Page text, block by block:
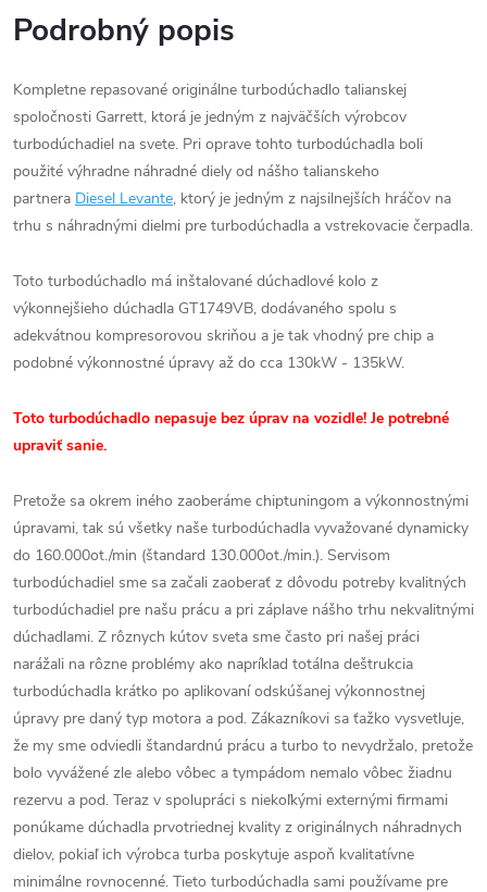
Podrobný popis
Kompletne repasované originálne turbodúchadlo talianskej
spoločnosti Garrett, ktorá je jedným z najväčších výrobcov
turbodúchadiel na svete. Pri oprave tohto turbodúchadla boli
použité výhradne náhradné diely od nášho talianskeho
partnera Diesel Levante, ktorý je jedným z najsilnejších hráčov na
trhu s náhradnými dielmi pre turbodúchadla a vstrekovacie čerpadla.
Toto turbodúchadlo má inštalované dúchadlové kolo z
výkonnejšieho dúchadla GT1749VB, dodávaného spolu s
adekvátnou kompresorovou skriňou a je tak vhodný pre chip a
podobné výkonnostné úpravy až do cca 130kW - 135kW.
Toto turbodúchadlo nepasuje bez úprav na vozidle! Je potrebné
upraviť sanie.
Pretože sa okrem iného zaoberáme chiptuningom a výkonnostnými
úpravami, tak sú všetky naše turbodúchadla vyvažované dynamicky
do 160.000ot./min (štandard 130.000ot./min.). Servisom
turbodúchadiel sme sa začali zaoberať z dôvodu potreby kvalitných
turbodúchadiel pre našu prácu a pri záplave nášho trhu nekvalitnými
dúchadlami. Z rôznych kútov sveta sme často pri našej práci
narážali na rôzne problémy ako napríklad totálna deštrukcia
turbodúchadla krátko po aplikovaní odskúšanej výkonnostnej
úpravy pre daný typ motora a pod. Zákazníkovi sa ťažko vysvetluje,
že my sme odviedli štandardnú prácu a turbo to nevydržalo, pretože
bolo vyvážené zle alebo vôbec a tympádom nemalo vôbec žiadnu
rezervu a pod. Teraz v spolupráci s niekoľkými externými firmami
ponúkame dúchadla prvotriednej kvality z originálnych náhradnych
dielov, pokiaľ ich výrobca turba poskytuje aspoň kvalitatívne
minimálne rovnocenné. Tieto turbodúchadla sami používame pre